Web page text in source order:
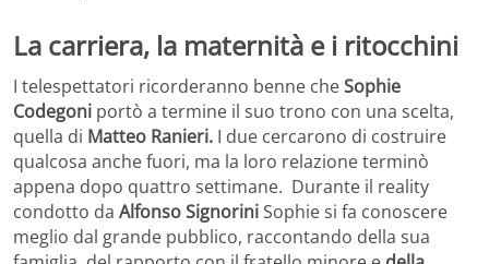
La carriera, la maternità e i ritocchini
I telespettatori ricorderanno benne cheSophie
Codegoni portò a termine il suo trono con una scelta,
quella di Matteo Ranieri. I due cercarono di costruire
qualcosa anche fuori, ma la loro relazione terminò
appena dopo quattro settimane. Durante il reality
condotto da Alfonso SignoriniSophie si fa conoscere
meglio dal grande pubblico, raccontando della sua